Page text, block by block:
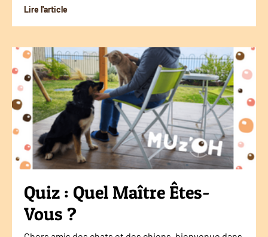
Lire l'article
Quiz : Quel Maître Êtes-
Vous ?